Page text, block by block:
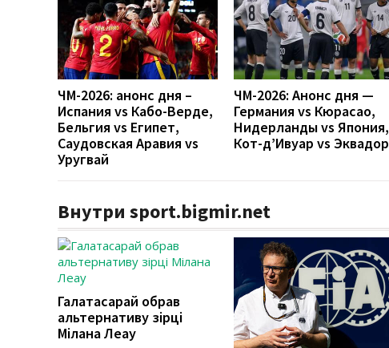
ЧМ-2026: анонс дня –
Испания vs Кабо-Верде,
Бельгия vs Египет,
Саудовская Аравия vs
Уругвай
ЧМ-2026: Анонс дня —
Германия vs Кюрасао,
Нидерланды vs Япония,
Кот-д’Ивуар vs Эквадор
Внутри sport.bigmir.net
Галатасарай обрав
альтернативу зірці
Мілана Леау